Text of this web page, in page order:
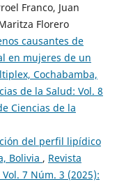
Franco, Juan
Florero
causantes de
en mujeres de un
Cochabamba,
de la Salud: Vol. 8
Ciencias de la
del perfil lipídico
Bolivia , Revista
7 Núm. 3 (2025):